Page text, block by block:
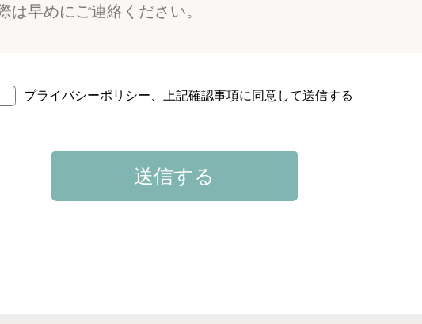
は早めにご連絡ください。
プライバシーポリシー、 上記確認事項に同意して送信する